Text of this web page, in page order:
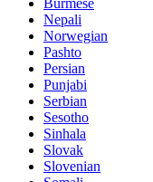
Burmese
Nepali
Norwegian
Pashto
Persian
Punjabi
Serbian
Sesotho
Sinhala
Slovak
Slovenian